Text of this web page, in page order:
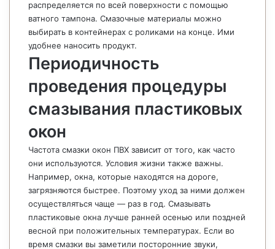
распределяется по всей поверхности с помощью
ватного тампона. Смазочные материалы можно
выбирать в контейнерах с роликами на конце. Ими
удобнее наносить продукт.
Периодичность
проведения процедуры
смазывания пластиковых
окон
Частота смазки окон ПВХ зависит от того, как часто
они используются. Условия жизни также важны.
Например, окна, которые находятся на дороге,
загрязняются быстрее. Поэтому уход за ними должен
осуществляться чаще — раз в год. Смазывать
пластиковые окна лучше ранней осенью или поздней
весной при положительных температурах. Если во
время смазки вы заметили посторонние звуки,